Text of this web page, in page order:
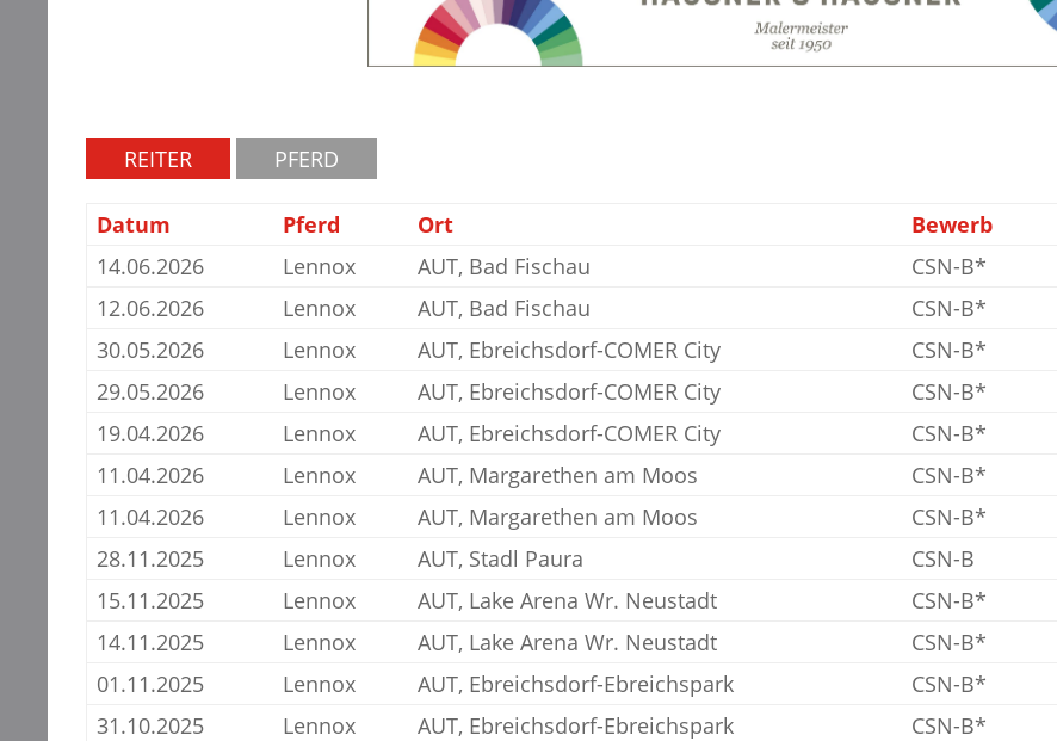
REITER PFERD
Datum Pferd Ort Bewerb
14.06.2026
Lennox AUT, Bad Fischau CSN-B*
12.06.2026
Lennox AUT, Bad Fischau CSN-B*
30.05.2026
Lennox AUT, Ebreichsdorf-COMER City CSN-B*
29.05.2026
Lennox AUT, Ebreichsdorf-COMER City CSN-B*
19.04.2026
Lennox AUT, Ebreichsdorf-COMER City CSN-B*
11.04.2026
Lennox AUT, Margarethen am Moos CSN-B*
11.04.2026
Lennox AUT, Margarethen am Moos CSN-B*
28.11.2025
Lennox AUT, Stadl Paura CSN-B
15.11.2025
Lennox AUT, Lake Arena Wr. Neustadt CSN-B*
14.11.2025
Lennox AUT, Lake Arena Wr. Neustadt CSN-B*
01.11.2025
Lennox AUT, Ebreichsdorf-Ebreichspark CSN-B*
31.10.2025
Lennox AUT, Ebreichsdorf-Ebreichspark CSN-B*